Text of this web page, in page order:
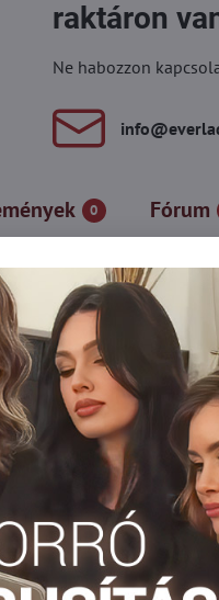
raktáron
Ne habozzon
0 Fórum
szegélyeknek
női alsók Plus size